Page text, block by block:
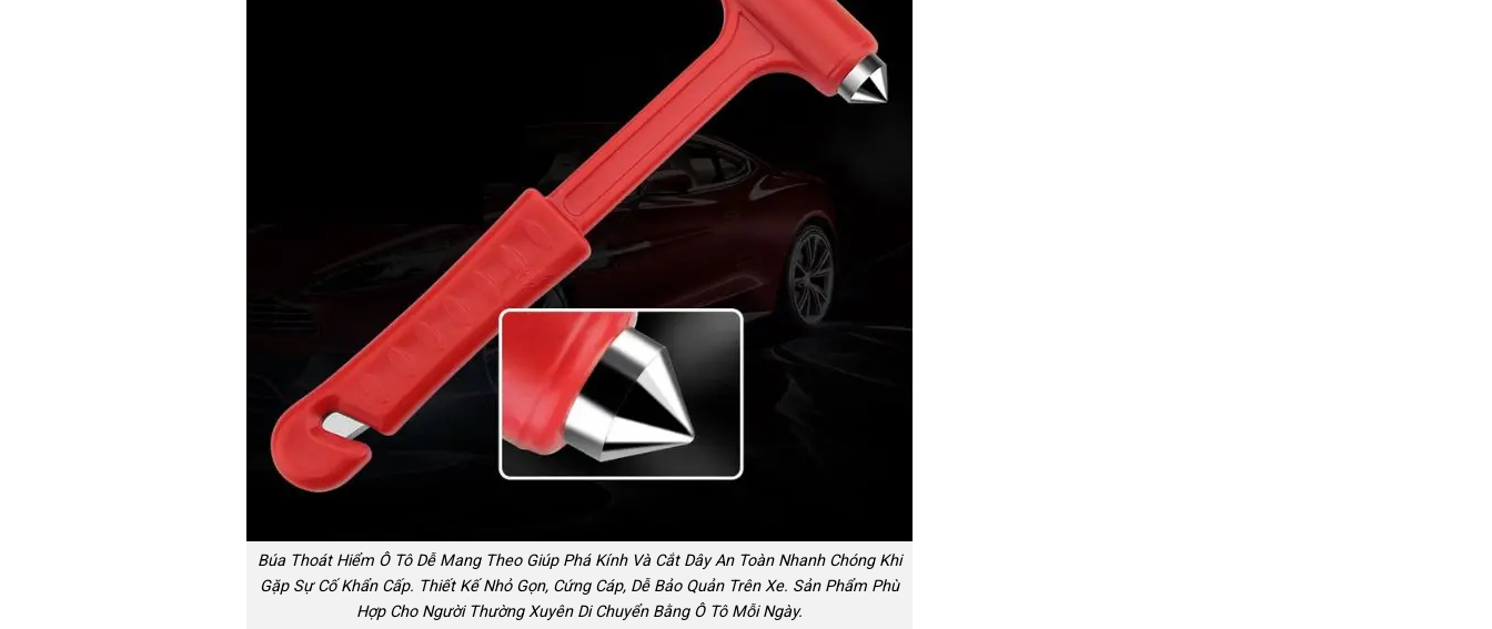
Búa Thoát Hiểm Ô Tô Dễ Mang Theo Giúp Phá Kính Và Cắt Dây An Toàn Nhanh Chóng Khi
Gặp Sự Cố Khẩn Cấp. Thiết Kế Nhỏ Gọn, Cứng Cáp, Dễ Bảo Quản Trên Xe. Sản Phẩm Phù
Hợp Cho Người Thường Xuyên Di Chuyển Bằng Ô Tô Mỗi Ngày.